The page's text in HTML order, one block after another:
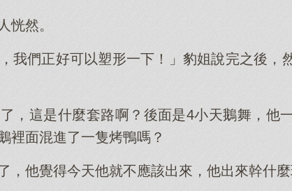
恍然。
我們正好可以塑形一下！」豹姐說完之後，
，這是什麼套路啊？後面是4小天鵝舞，他
裡面混進了一隻烤鴨嗎？
，他覺得今天他就不應該出來，他出來幹什麼